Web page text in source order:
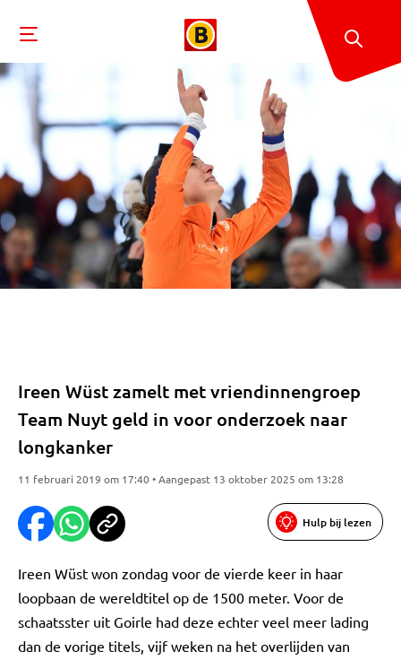
Ireen Wüst zamelt met vriendinnengroep
Team Nuyt geld in voor onderzoek naar
longkanker
11 februari 2019 om 17:40 • Aangepast 13 oktober 2025 om 13:28
Hulp bij lezen
Ireen Wüst won zondag voor de vierde keer in haar
loopbaan de wereldtitel op de 1500 meter. Voor de
schaatsster uit Goirle had deze echter veel meer lading
dan de vorige titels, vijf weken na het overlijden van